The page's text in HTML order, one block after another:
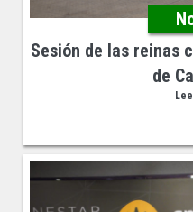
Sesión de las reinas
de